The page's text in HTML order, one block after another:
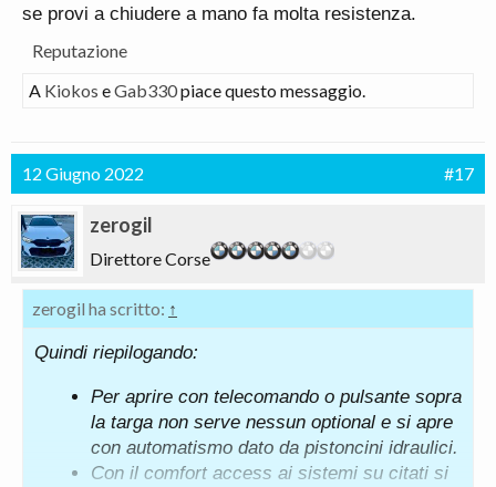
se provi a chiudere a mano fa molta resistenza.
Reputazione
A Kiokos eGab330piace questo messaggio.
12 Giugno 2022 #17
zerogil
Direttore Corse
zerogil ha scritto: ↑
Quindi riepilogando:
Per aprire con telecomando o pulsante sopra
la targa non serve nessun optional e si apre
con automatismo dato da pistoncini idraulici.
Con il comfort access ai sistemi su citati si